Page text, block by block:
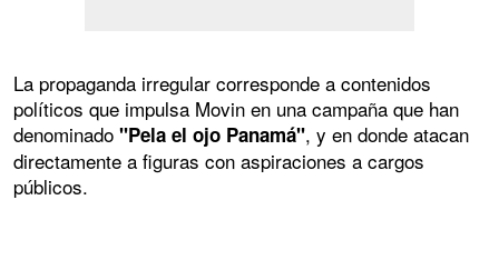
La propaganda irregular corresponde a contenidos
políticos que impulsa Movin en una campaña que han
denominado "Pela el ojo Panamá", y en donde atacan
directamente a figuras con aspiraciones a cargos
públicos.